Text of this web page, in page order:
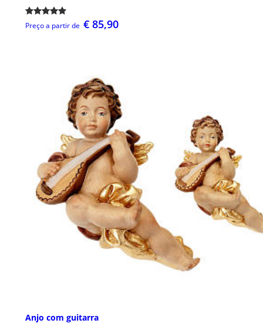
Preço a partir de € 85,90
Anjo com guitarra